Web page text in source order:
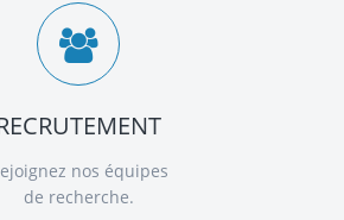
nos équipes
de recherche.